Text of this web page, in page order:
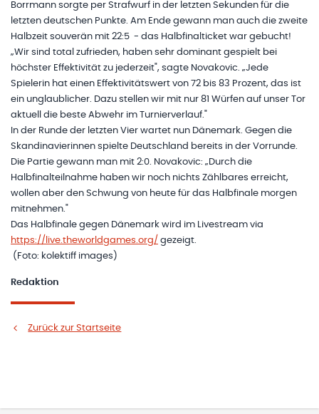
Borrmann sorgte per Strafwurf in der letzten Sekunden für die
letzten deutschen Punkte. Am Ende gewann man auch die zweite
Halbzeit souverän mit 22:5 - das Halbfinalticket war gebucht!
„Wir sind total zufrieden, haben sehr dominant gespielt bei
höchster Effektivität zu jederzeit", sagte Novakovic. „Jede
Spielerin hat einen Effektivitätswert von 72 bis 83 Prozent, das ist
ein unglaublicher. Dazu stellen wir mit nur 81 Würfen auf unser Tor
aktuell die beste Abwehr im Turnierverlauf."
In der Runde der letzten Vier wartet nun Dänemark. Gegen die
Skandinavierinnen spielte Deutschland bereits in der Vorrunde.
Die Partie gewann man mit 2:0. Novakovic: „Durch die
Halbfinalteilnahme haben wir noch nichts Zählbares erreicht,
wollen aber den Schwung von heute für das Halbfinale morgen
mitnehmen."
Das Halbfinale gegen Dänemark wird im Livestream via
https://live.theworldgames.org/ gezeigt.
(Foto: kolektiff images)
Redaktion
Zurück zur Startseite